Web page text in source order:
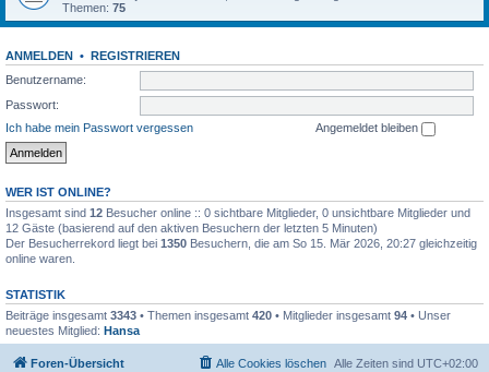
Themen: 75
ANMELDEN • REGISTRIEREN
Benutzername:
Passwort:
Ich habe mein Passwort vergessen
Angemeldet bleiben
WER IST ONLINE?
Insgesamt sind 12 Besucher online :: 0 sichtbare Mitglieder, 0 unsichtbare Mitglieder und
12 Gäste (basierend auf den aktiven Besuchern der letzten 5 Minuten)
Der Besucherrekord liegt bei 1350 Besuchern, die am So 15. Mär 2026, 20:27 gleichzeitig
online waren.
STATISTIK
Beiträge insgesamt 3343 • Themen insgesamt 420 • Mitglieder insgesamt 94 • Unser
neuestes Mitglied: Hansa
Foren-Übersicht Alle Zeiten sind UTC+02:00
Alle Cookies löschen